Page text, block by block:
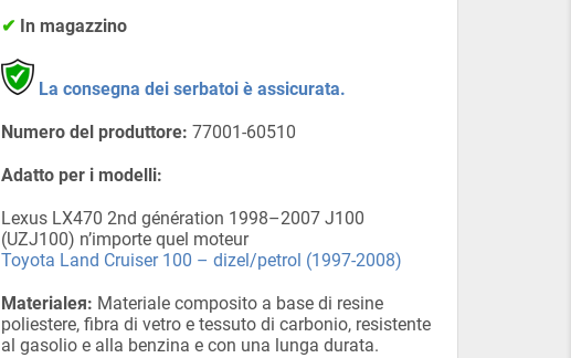
✔ In magazzino
La consegna dei serbatoi è assicurata.
Numero del produttore: 77001-60510
Adatto per i modelli:
Lexus LX470 2nd génération 1998–2007 J100
(UZJ100) n’importe quel moteur
Toyota Land Cruiser 100 – dizel/petrol (1997-2008)
Materialeя: Materiale composito a base di resine
poliestere, fibra di vetro e tessuto di carbonio, resistente
al gasolio e alla benzina e con una lunga durata.